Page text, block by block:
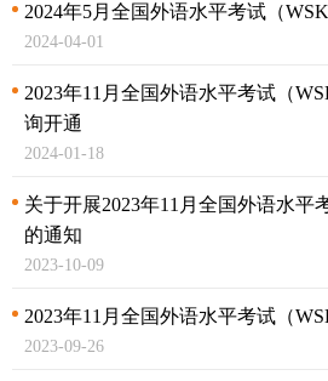
2024年5月全国外语水平考试（
2024-04-01
2023年11月全国外语水平考试（
询开通
2024-01-18
关于开展2023年11月全国外语水平
的通知
2023-10-09
2023年11月全国外语水平考试（
2023-09-26